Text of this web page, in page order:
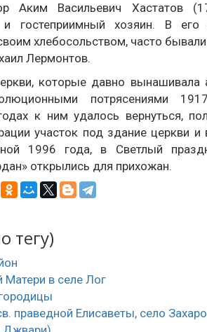
Аким Васильевич Хастатов
гостеприимный хозяин. В его
хлебосольством, часто
Лермонтов.
которые давно вынашивала
потрясениями
к ним удалось вернуться,
участок под здание церкви и
1996 года, в Светлый
открылись для прихожан.
тегу)
в селе Лог
праведной Елисаветы, село